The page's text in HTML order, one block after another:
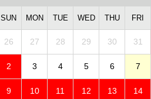
SUN MON TUE WED THU FRI
26 27 28 29 30 31
2 3 4 5 6 7
9 10 11 12 13 14